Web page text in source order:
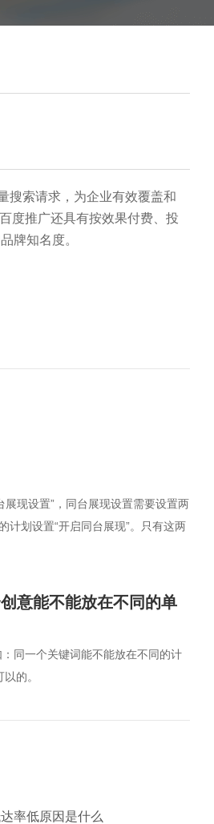
搜索请求，为企业有效覆盖和
度推广还具有按效果付费、投
牌知名度。
现设置”，同台展现设置需要设置两
计划设置“开启同台展现”。只有这两
意能不能放在不同的单
同一个关键词能不能放在不同的计
的。
率低原因是什么